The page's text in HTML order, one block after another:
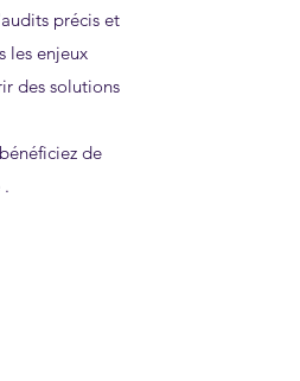
précis et
les enjeux
des solutions
de
.